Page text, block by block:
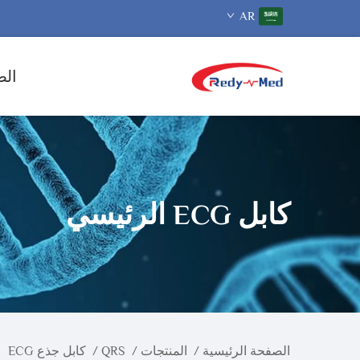
AR
كابل ECG الرئيسي
الصفحة الرئيسية / المنتجات /
QRS
/ كابل جذع ECG